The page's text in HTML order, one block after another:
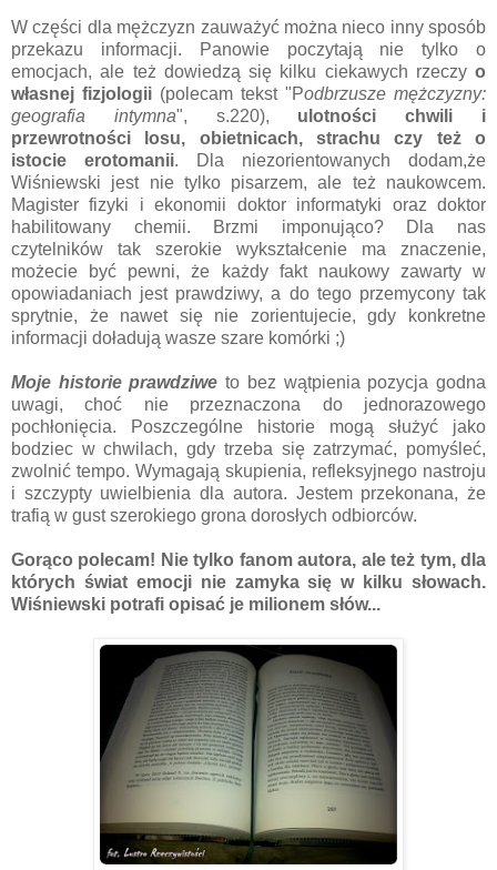
W części dla mężczyzn zauważyć można nieco inny sposób
przekazu informacji. Panowie poczytają nie tylko o
emocjach, ale też dowiedzą się kilku ciekawych rzeczy o
własnej fizjologii (polecam tekst "Podbrzusze mężczyzny:
geografia intymna", s.220), ulotności chwili i
przewrotności losu, obietnicach, strachu czy też o
istocie erotomanii. Dla niezorientowanych dodam,że
Wiśniewski jest nie tylko pisarzem, ale też naukowcem.
Magister fizyki i ekonomii doktor informatyki oraz doktor
habilitowany chemii. Brzmi imponująco? Dla nas
czytelników tak szerokie wykształcenie ma znaczenie,
możecie być pewni, że każdy fakt naukowy zawarty w
opowiadaniach jest prawdziwy, a do tego przemycony tak
sprytnie, że nawet się nie zorientujecie, gdy konkretne
informacji doładują wasze szare komórki ;)
Moje historie prawdziwe to bez wątpienia pozycja godna
uwagi, choć nie przeznaczona do jednorazowego
pochłonięcia. Poszczególne historie mogą służyć jako
bodziec w chwilach, gdy trzeba się zatrzymać, pomyśleć,
zwolnić tempo. Wymagają skupienia, refleksyjnego nastroju
i szczypty uwielbienia dla autora. Jestem przekonana, że
trafią w gust szerokiego grona dorosłych odbiorców.
Gorąco polecam! Nie tylko fanom autora, ale też tym, dla
których świat emocji nie zamyka się w kilku słowach.
Wiśniewski potrafi opisać je milionem słów...